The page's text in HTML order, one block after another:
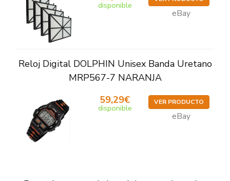
disponible
eBay
Reloj Digital DOLPHIN Unisex Banda Uretano
MRP567-7 NARANJA
59,29€
disponible
VER PRODUCTO
eBay